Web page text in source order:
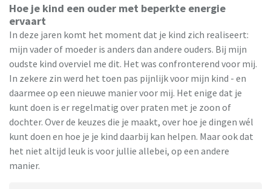
Hoe je kind een ouder met beperkte energie
ervaart
In deze jaren komt het moment dat je kind zich realiseert:
mijn vader of moeder is anders dan andere ouders. Bij mijn
oudste kind overviel me dit. Het was confronterend voor mij.
In zekere zin werd het toen pas pijnlijk voor mijn kind - en
daarmee op een nieuwe manier voor mij. Het enige dat je
kunt doen is er regelmatig over praten met je zoon of
dochter. Over de keuzes die je maakt, over hoe je dingen wél
kunt doen en hoe je je kind daarbij kan helpen. Maar ook dat
het niet altijd leuk is voor jullie allebei, op een andere
manier.